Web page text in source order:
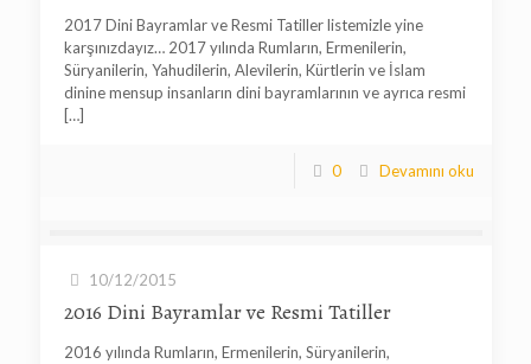
2017 Dini Bayramlar ve Resmi Tatiller listemizle yine
karşınızdayız… 2017 yılında Rumların, Ermenilerin,
Süryanilerin, Yahudilerin, Alevilerin, Kürtlerin ve İslam
dinine mensup insanların dini bayramlarının ve ayrıca resmi
[…]
0 Devamını oku
10/12/2015
2016 Dini Bayramlar ve Resmi Tatiller
2016 yılında Rumların, Ermenilerin, Süryanilerin,